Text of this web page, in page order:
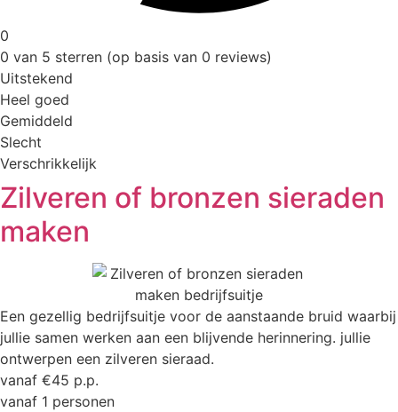
0
0 van 5 sterren (op basis van 0 reviews)
Uitstekend
Heel goed
Gemiddeld
Slecht
Verschrikkelijk
Zilveren of bronzen sieraden
maken
Een gezellig bedrijfsuitje voor de aanstaande bruid waarbij
jullie samen werken aan een blijvende herinnering. jullie
ontwerpen een zilveren sieraad.
vanaf €45 p.p.
vanaf 1 personen